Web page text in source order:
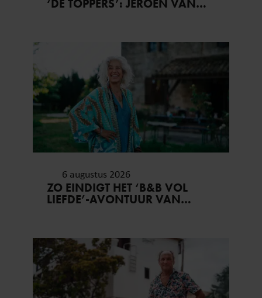
partners kunnen deze gegevens combineren met andere
gaat akkoord met onze cookies als u onze website blijft
gebruiken.
‘DE TOPPERS’: JEROEN VAN
6 augustus 2026
ZO EINDIGT HET ‘B&B VOL
LIEFDE’-AVONTUUR VAN